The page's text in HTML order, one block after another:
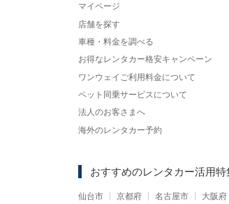
マイページ
店舗を探す
車種・料金を調べる
お得なレンタカー格安キャンペーン
ワンウェイご利用料金について
ペット同乗サービスについて
法人のお客さまへ
海外のレンタカー予約
おすすめのレンタカー活用特
仙台市 京都府 名古屋市 大阪府